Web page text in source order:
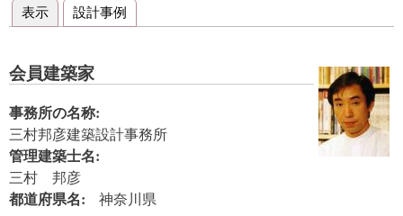
プライマリータブ
表示 (アクティブなタブ)
設計事例
会員建築家
事務所の名称:
三村邦彦建築設計事務所
管理建築士名:
三村 邦彦
都道府県名: 神奈川県